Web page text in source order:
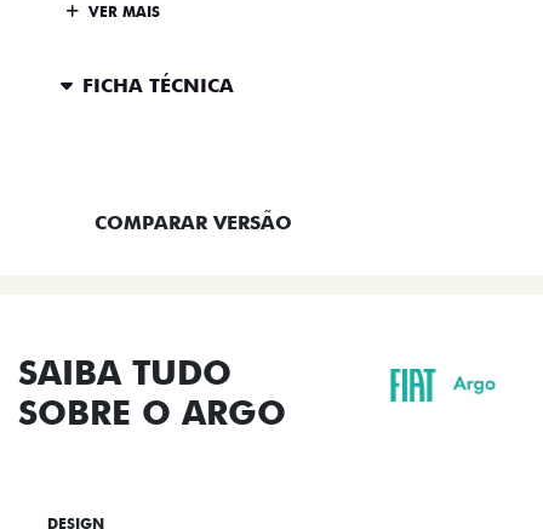
VER MAIS
FICHA TÉCNICA
COMPARAR VERSÃO
SAIBA TUDO
SOBRE O ARGO
DESIGN